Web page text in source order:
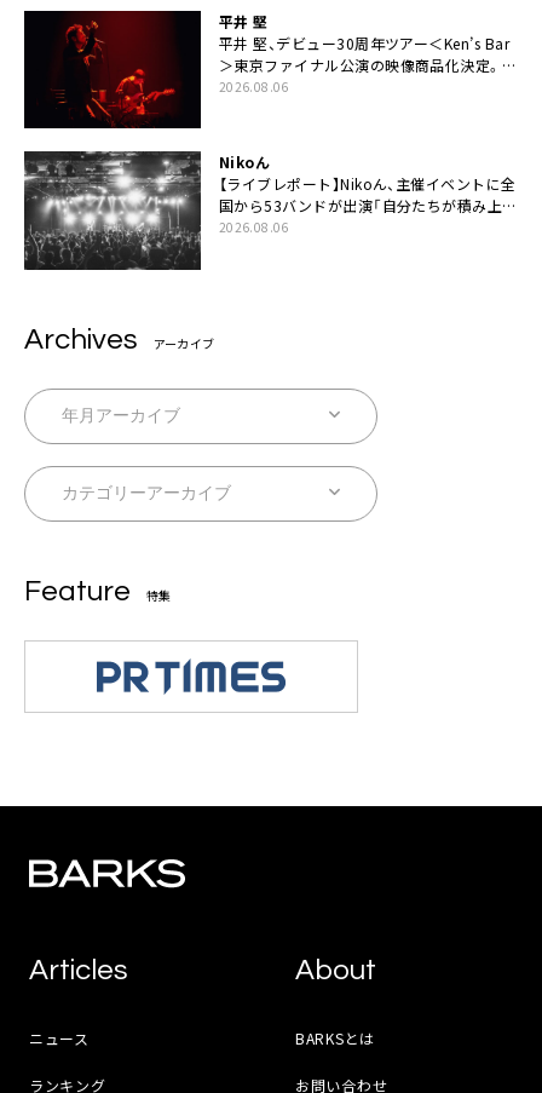
平井 堅
平井 堅、デビュー30周年ツアー＜Ken’s Bar
＞東京ファイナル公演の映像商品化決定。ブ
ックレットには平井堅のメッセージ掲載も
2026.08.06
Nikoん
【ライブレポート】Nikoん、主催イベントに全
国から53バンドが出演「自分たちが積み上げ
てきた中身の重みを実感した」
2026.08.06
Archives アーカイブ
Feature 特集
Articles
ニュース
ランキング
About
BARKSとは
お問い合わせ